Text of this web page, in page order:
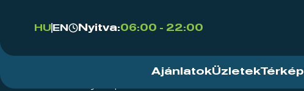
HU EN Nyitva:06:00 - 22:00
AjánlatokÜzletekTérkép